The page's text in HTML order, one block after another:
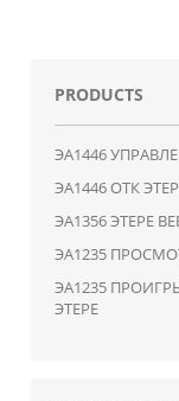
PRODUCTS
ЭA1446
ЭA1446 ОТК
ЭA1356 ЭТЕРЕ
ЭA1235
ЭA1235
ЭТЕРЕ